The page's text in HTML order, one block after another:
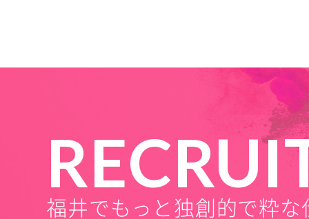
福井でもっと独創的で粋な